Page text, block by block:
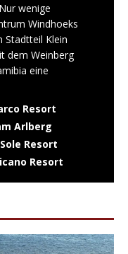
wenige
Windhoeks
Stadtteil Klein
dem Weinberg
eine
Resort
Arlberg
Resort
Resort